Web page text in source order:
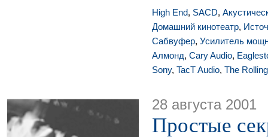
High End, SACD,
Домашний кинотеатр,
Сабвуфер, Усилитель
Алмонд, Cary Audio,
Sony, TacT Audio, The
28 августа 2001
Простые